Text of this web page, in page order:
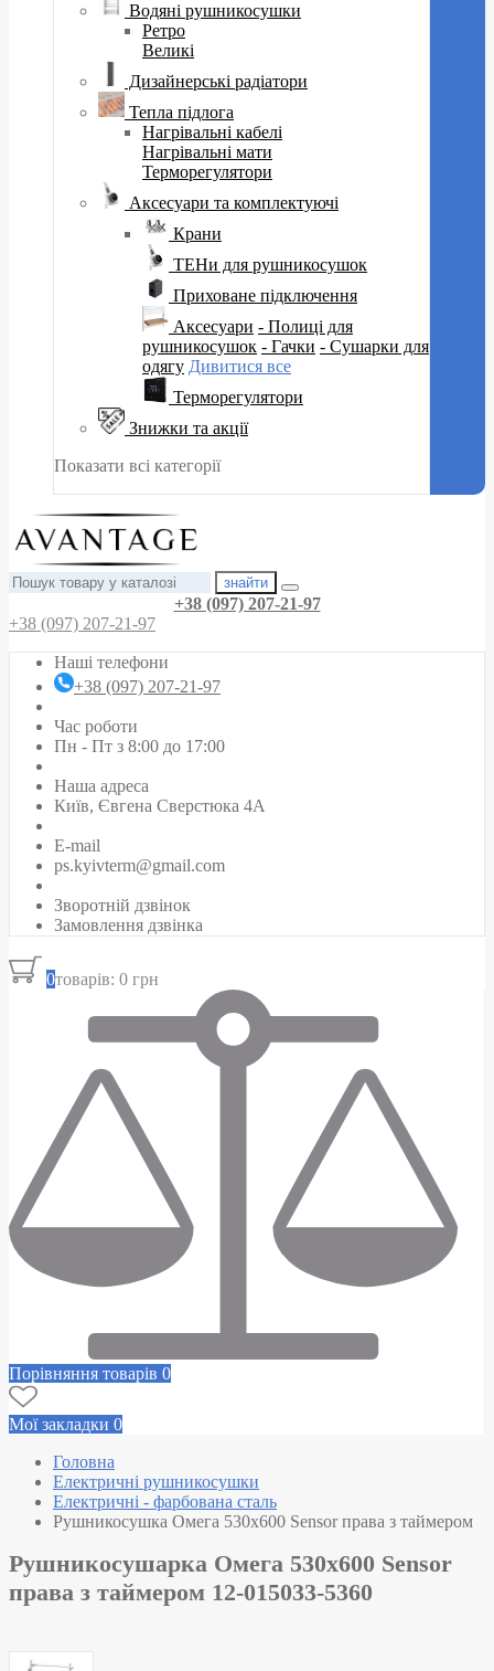
Водяні рушникосушки
Ретро
Великі
Дизайнерські радіатори
Тепла підлога
Нагрівальні кабелі
Нагрівальні мати
Терморегулятори
Аксесуари та комплектуючі
Крани
ТЕНи для рушникосушок
Приховане підключення
Аксесуари - Полиці для
рушникосушок - Гачки - Сушарки для
одягу Дивитися все
Терморегулятори
Знижки та акції
Показати всі категорії
знайти
+38 (097) 207-21-97
+38 (097) 207-21-97
Наші телефони
+38 (097) 207-21-97
Час роботи
Пн - Пт з 8:00 до 17:00
Наша адреса
Київ, Євгена Сверстюка 4А
E-mail
ps.kyivterm@gmail.com
Зворотній дзвінок
Замовлення дзвінка
0товарів: 0 грн
Порівняння товарів 0
Мої закладки 0
Головна
Електричні рушникосушки
Електричні - фарбована сталь
Рушникосушка Омега 530х600 Sensor права з таймером
Рушникосушарка Омега 530х600 Sensor
права з таймером 12-015033-5360